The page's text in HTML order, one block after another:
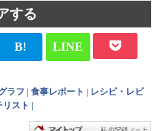
する
B! LINE
ラフ 食事レポート
レシピ・レビ
リスト